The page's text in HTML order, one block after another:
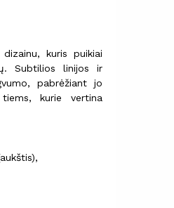
kuris puikiai
Subtilios linijos ir
pabrėžiant jo
kurie vertina